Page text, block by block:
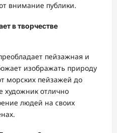
внимание публики.
в творчестве
пейзажная и
изображать природу
морских пейзажей до
художник отлично
людей на своих